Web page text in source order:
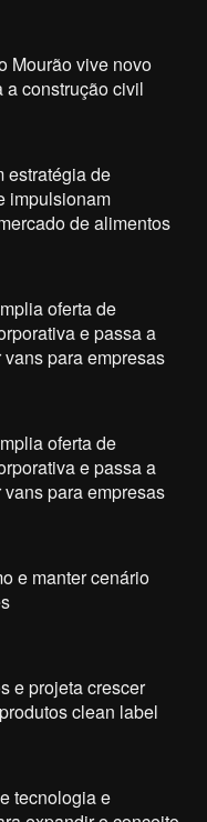
Mourão vive novo
construção civil
estratégia de
impulsionam
de alimentos
oferta de
e passa a
para empresas
oferta de
e passa a
para empresas
e manter cenário
e projeta crescer
clean label
tecnologia e